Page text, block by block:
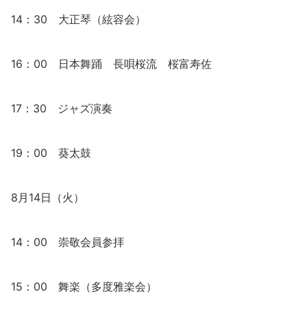
14：30 大正琴（絃容会）
16：00 日本舞踊 長唄桜流 桜富寿佐
17：30 ジャズ演奏
19：00 葵太鼓
8月14日（火）
14：00 崇敬会員参拝
15：00 舞楽（多度雅楽会）